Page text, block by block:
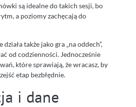
są idealne do takich sesji, bo
a poziomy zachęcają do
także jako gra „na oddech”,
od codzienności. Jednocześnie
które sprawiają, że wracasz, by
etap bezbłędnie.
i dane